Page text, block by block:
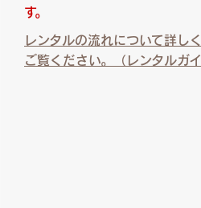
す。
レンタルの流れについて詳し
ご覧ください。（レンタルガイ